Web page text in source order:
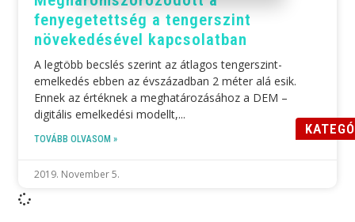
fenyegetettség a tengerszint
növekedésével kapcsolatban
A legtöbb becslés szerint az átlagos tengerszint-
emelkedés ebben az évszázadban 2 méter alá esik.
Ennek az értéknek a meghatározásához a DEM –
digitális emelkedési modellt,
TOVÁBB OLVASOM »
2019. November 5.